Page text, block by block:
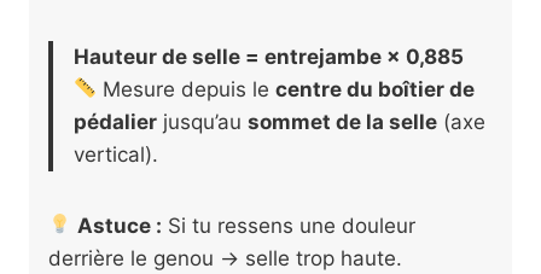
Hauteur de selle = entrejambe × 0,885
Mesure depuis lecentre du boîtier de
pédalier jusqu’au sommet de la selle (axe
vertical).
Astuce : Si tu ressens une douleur
derrière le genou → selle trop haute.